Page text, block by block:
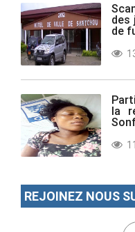
des
de
la
REJOINEZ NOUS